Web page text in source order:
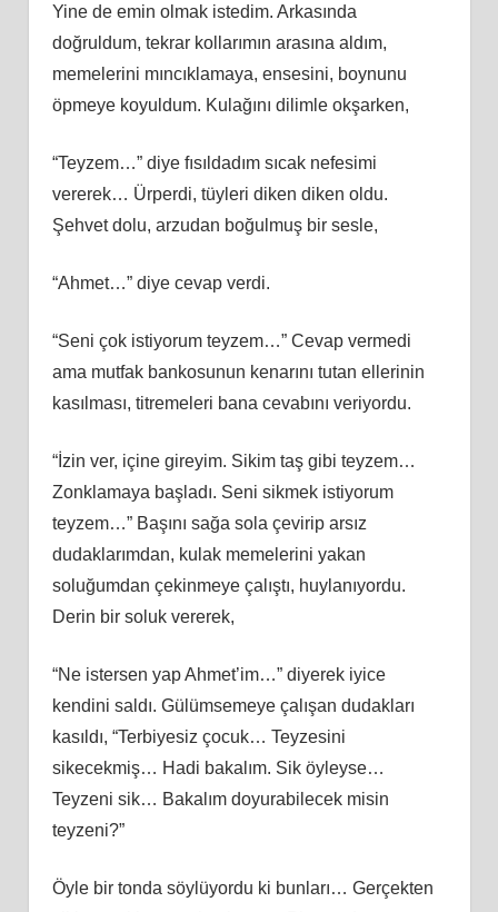
Yine de emin olmak istedim. Arkasında
doğruldum, tekrar kollarımın arasına aldım,
memelerini mıncıklamaya, ensesini, boynunu
öpmeye koyuldum. Kulağını dilimle okşarken,
“Teyzem…” diye fısıldadım sıcak nefesimi
vererek… Ürperdi, tüyleri diken diken oldu.
Şehvet dolu, arzudan boğulmuş bir sesle,
“Ahmet…” diye cevap verdi.
“Seni çok istiyorum teyzem…” Cevap vermedi
ama mutfak bankosunun kenarını tutan ellerinin
kasılması, titremeleri bana cevabını veriyordu.
“İzin ver, içine gireyim. Sikim taş gibi teyzem…
Zonklamaya başladı. Seni sikmek istiyorum
teyzem…” Başını sağa sola çevirip arsız
dudaklarımdan, kulak memelerini yakan
soluğumdan çekinmeye çalıştı, huylanıyordu.
Derin bir soluk vererek,
“Ne istersen yap Ahmet’im…” diyerek iyice
kendini saldı. Gülümsemeye çalışan dudakları
kasıldı, “Terbiyesiz çocuk… Teyzesini
sikecekmiş… Hadi bakalım. Sik öyleyse…
Teyzeni sik… Bakalım doyurabilecek misin
teyzeni?”
Öyle bir tonda söylüyordu ki bunları… Gerçekten